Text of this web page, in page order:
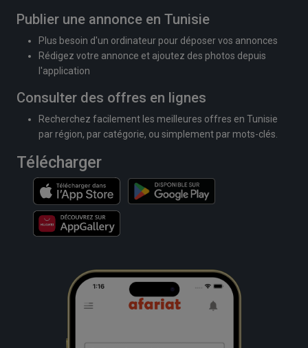
Publier une annonce en Tunisie
Plus besoin d'un ordinateur pour déposer vos annonces
Rédigez votre annonce et ajoutez des photos depuis
l'application
Consulter des offres en lignes
Recherchez facilement les meilleures offres en Tunisie
par région, par catégorie, ou simplement par mots-clés.
Télécharger